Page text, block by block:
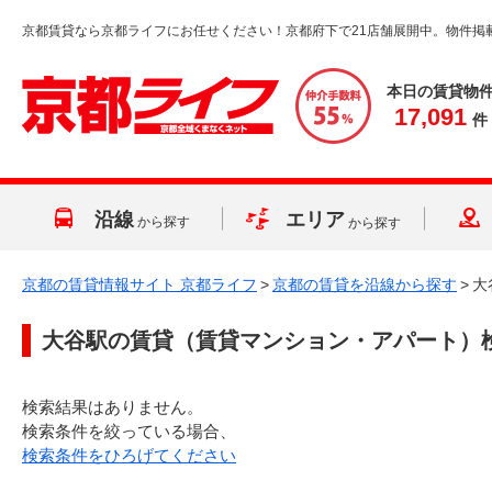
京都賃貸なら京都ライフにお任せください！京都府下で21店舗展開中。物件掲
本日の賃貸物
17,091 件
沿線 から探す エリア から探す
京都の賃貸情報サイト 京都ライフ >京都の賃貸を沿線から探す > 大
大谷駅の賃貸（賃貸マンション・アパート）
検索結果はありません。
検索条件を絞っている場合、
検索条件をひろげてください